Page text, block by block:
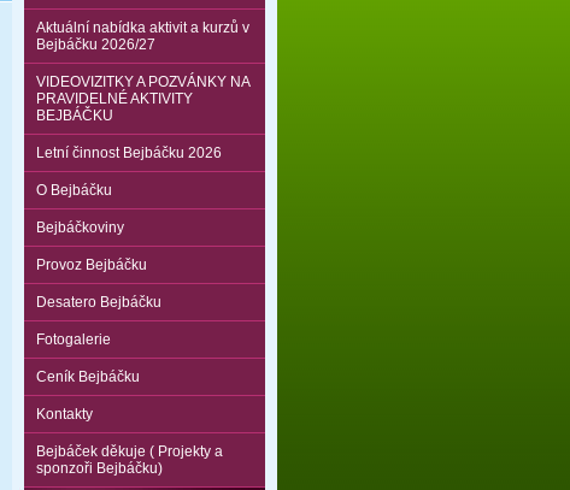
Aktuální nabídka aktivit a kurzů v
Bejbáčku 2026/27
VIDEOVIZITKY A POZVÁNKY NA
PRAVIDELNÉ AKTIVITY
BEJBÁČKU
Letní činnost Bejbáčku 2026
O Bejbáčku
Bejbáčkoviny
Provoz Bejbáčku
Desatero Bejbáčku
Fotogalerie
Ceník Bejbáčku
Kontakty
Bejbáček děkuje ( Projekty a
sponzoři Bejbáčku)